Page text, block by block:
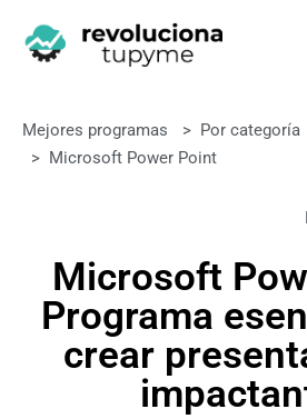
Mejores programas > Por categoría
> Microsoft Power Point
Microsoft
Programa
crear